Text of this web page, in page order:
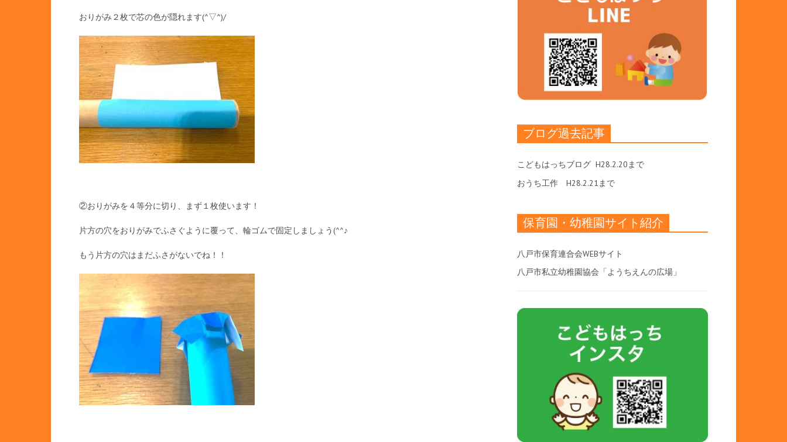
おりがみ２枚で芯の色が隠れます(^▽^)/
②おりがみを４等分に切り、まず１枚使います！
片方の穴をおりがみでふさぐように覆って、輪ゴムで固定しましょう(^^♪
もう片方の穴はまだふさがないでね！！
ブログ過去記事
こどもはっちブログ H28.2.20まで
おうち工作 H28.2.21まで
保育園・幼稚園サイト紹介
八戸市保育連合会WEBサイト
八戸市私立幼稚園協会「ようちえんの広場」